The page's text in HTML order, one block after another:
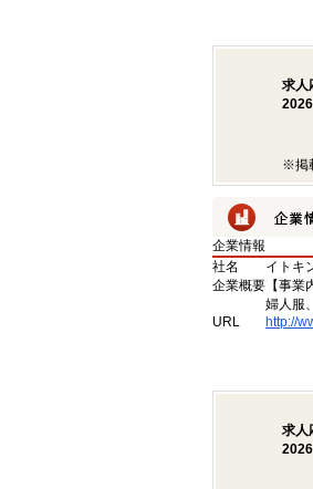
求人
※掲
企業情報
社名
イトキ
企業概要 【事業
婦人服
URL
http://
求人